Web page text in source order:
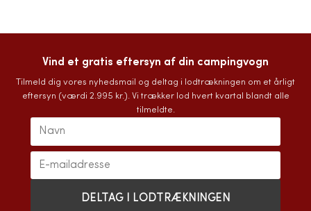
Vind et gratis eftersyn af din campingvogn
Tilmeld dig vores nyhedsmail og deltag i lodtrækningen om et årligt
eftersyn (værdi 2.995 kr.). Vi trækker lod hvert kvartal blandt alle
tilmeldte.